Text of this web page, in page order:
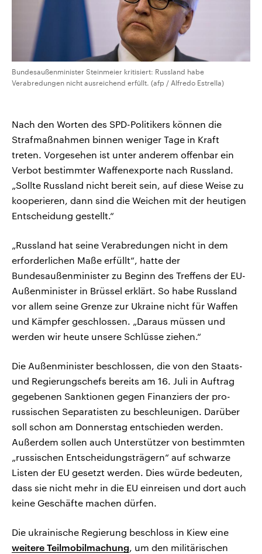
Bundesaußenminister Steinmeier kritisiert: Russland habe
Verabredungen nicht ausreichend erfüllt. (afp / Alfredo Estrella)
Nach den Worten des SPD-Politikers können die
Strafmaßnahmen binnen weniger Tage in Kraft
treten. Vorgesehen ist unter anderem offenbar ein
Verbot bestimmter Waffenexporte nach Russland.
„Sollte Russland nicht bereit sein, auf diese Weise zu
kooperieren, dann sind die Weichen mit der heutigen
Entscheidung gestellt.“
„Russland hat seine Verabredungen nicht in dem
erforderlichen Maße erfüllt“, hatte der
Bundesaußenminister zu Beginn des Treffens der EU-
Außenminister in Brüssel erklärt. So habe Russland
vor allem seine Grenze zur Ukraine nicht für Waffen
und Kämpfer geschlossen. „Daraus müssen und
werden wir heute unsere Schlüsse ziehen.“
Die Außenminister beschlossen, die von den Staats-
und Regierungschefs bereits am 16. Juli in Auftrag
gegebenen Sanktionen gegen Finanziers der pro-
russischen Separatisten zu beschleunigen. Darüber
soll schon am Donnerstag entschieden werden.
Außerdem sollen auch Unterstützer von bestimmten
„russischen Entscheidungsträgern“ auf schwarze
Listen der EU gesetzt werden. Dies würde bedeuten,
dass sie nicht mehr in die EU einreisen und dort auch
keine Geschäfte machen dürfen.
Die ukrainische Regierung beschloss in Kiew eine
weitere Teilmobilmachung, um den militärischen